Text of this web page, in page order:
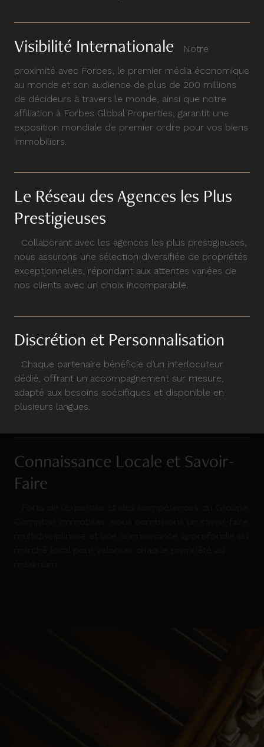
Visibilité Internationale
Notre
proximité avec Forbes, le premier média économique
au monde et son audience de plus de 200 millions
de décideurs à travers le monde, ainsi que notre
affiliation à Forbes Global Properties, garantit une
exposition mondiale de premier ordre pour vos biens
immobiliers.
Le Réseau des Agences les Plus
Prestigieuses
Collaborant avec les agences les plus prestigieuses,
nous assurons une sélection diversifiée de propriétés
exceptionnelles, répondant aux attentes variées de
nos clients avec un choix incomparable.
Discrétion et Personnalisation
Chaque partenaire bénéficie d’un interlocuteur
dédié, offrant un accompagnement sur mesure,
adapté aux besoins spécifiques et disponible en
plusieurs langues.
Connaissance Locale et Savoir-
Faire